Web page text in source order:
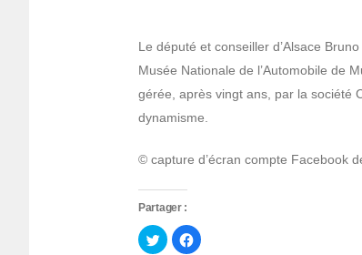
Le député et conseiller d’Alsace
Musée Nationale de l’Automobile de
gérée, après vingt ans, par la société
dynamisme.
© capture d’écran compte Facebook
Partager :
Cliquez
pour
Cliquez
pour